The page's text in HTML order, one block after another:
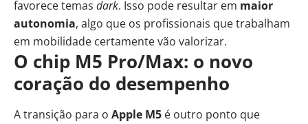
favorece temas dark. Isso pode resultar em maior
autonomia, algo que os profissionais que trabalham
em mobilidade certamente vão valorizar.
O chip M5 Pro/Max: o novo
coração do desempenho
A transição para o Apple M5 é outro ponto que